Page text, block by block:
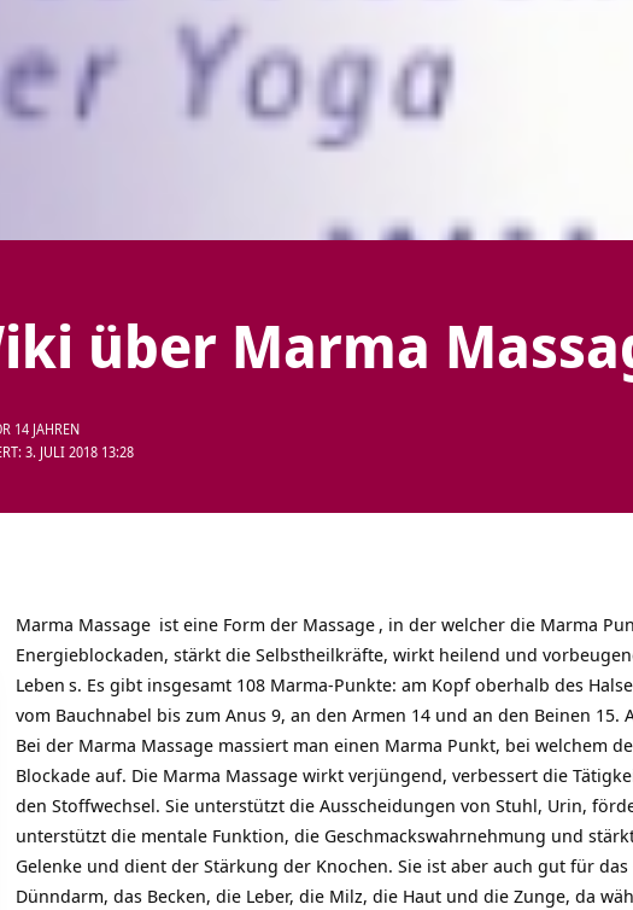
über Marma
3. JULI 2018 13:28
14 JAHREN
Marma Massage ist eine Form der Massage , in der welcher die Marma
Energieblockaden, stärkt die Selbstheilkräfte, wirkt heilend und
Leben s. Es gibt insgesamt 108 Marma-Punkte: am Kopf oberhalb des
vom Bauchnabel bis zum Anus 9, an den Armen 14 und an den Beinen 15.
Bei der Marma Massage massiert man einen Marma Punkt, bei welchem
Blockade auf. Die Marma Massage wirkt verjüngend, verbessert die
den Stoffwechsel. Sie unterstützt die Ausscheidungen von Stuhl, Urin,
unterstützt die mentale Funktion, die Geschmackswahrnehmung und
Gelenke und dient der Stärkung der Knochen. Sie ist aber auch gut für
Dünndarm, das Becken, die Leber, die Milz, die Haut und die Zunge, da